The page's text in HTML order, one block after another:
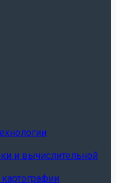
и вычислительной